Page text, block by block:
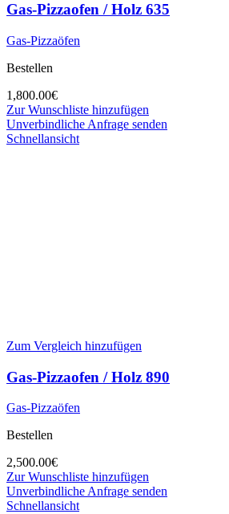
Gas-Pizzaofen / Holz 635
Gas-Pizzaöfen
Bestellen
1,800.00€
Zur Wunschliste hinzufügen
Unverbindliche Anfrage senden
Schnellansicht
Zum Vergleich hinzufügen
Gas-Pizzaofen / Holz 890
Gas-Pizzaöfen
Bestellen
2,500.00€
Zur Wunschliste hinzufügen
Unverbindliche Anfrage senden
Schnellansicht